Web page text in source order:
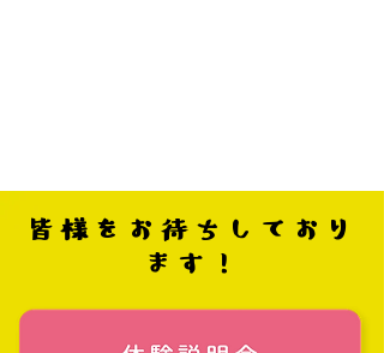
皆様をお待ちしており
ます!